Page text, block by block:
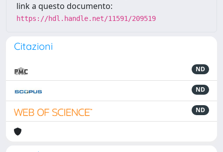
link a questo documento:
https://hdl.handle.net/11591/209519
Citazioni
ND
ND
ND